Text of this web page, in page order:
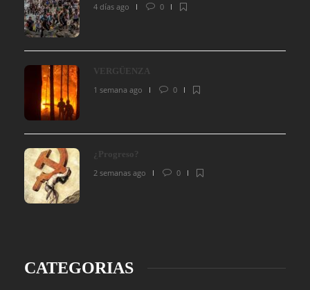
4 días ago
0
VERGÜENZA
1 semana ago
0
¿Progreso?
2 semanas ago
0
CATEGORIAS